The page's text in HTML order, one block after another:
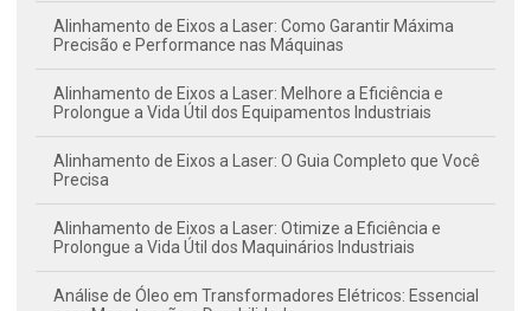
Alinhamento de Eixos a Laser: Como Garantir Máxima
Precisão e Performance nas Máquinas
Alinhamento de Eixos a Laser: Melhore a Eficiência e
Prolongue a Vida Útil dos Equipamentos Industriais
Alinhamento de Eixos a Laser: O Guia Completo que Você
Precisa
Alinhamento de Eixos a Laser: Otimize a Eficiência e
Prolongue a Vida Útil dos Maquinários Industriais
Análise de Óleo em Transformadores Elétricos: Essencial